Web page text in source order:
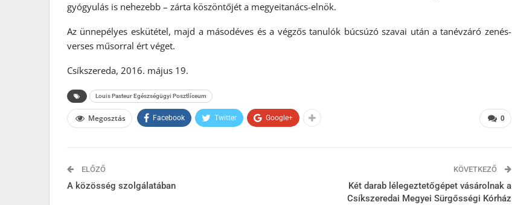
gyógyulás is nehezebb – zárta köszöntőjét a megyeitanács-elnök.
Az ünnepélyes eskütétel, majd a másodéves és a végzős tanulók búcsúzó szavai után a tanévzáró zenés-
verses műsorral ért véget.
Csíkszereda, 2016. május 19.
Louis Pasteur Egészségügyi Posztlíceum
0
Megosztás Facebook Twitter Google+
ELŐZŐ
A közösség szolgálatában
KÖVETKEZŐ
Két darab lélegeztetőgépet vásárolnak a
Csíkszeredai Megyei Sürgősségi Kórház